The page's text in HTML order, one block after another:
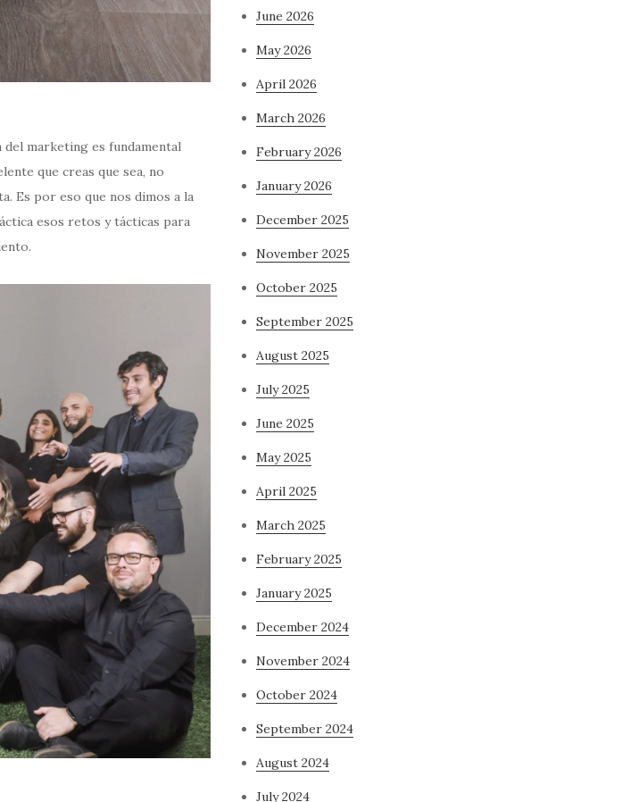
del marketing es fundamental
que creas que sea, no
Es por eso que nos dimos a la
esos retos y tácticas para
June 2026
May 2026
April 2026
March 2026
February 2026
January 2026
December 2025
November 2025
October 2025
September 2025
August 2025
July 2025
June 2025
May 2025
April 2025
March 2025
February 2025
January 2025
December 2024
November 2024
October 2024
September 2024
August 2024
July 2024